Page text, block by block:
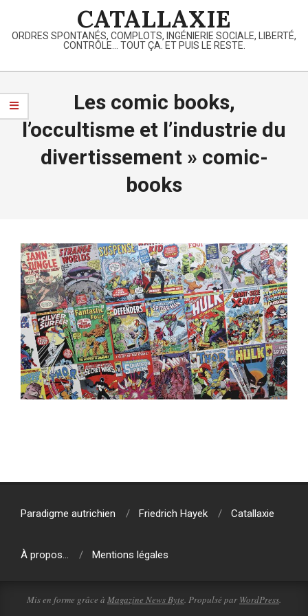
content
CATALLAXIE
ORDRES SPONTANÉS, COMPLOTS, INGÉNIERIE SOCIALE, LIBERTÉ,
CONTRÔLE… TOUT ÇA. ET PUIS LE RESTE.
Primary
Menu
Les comic books,
l’occultisme et l’industrie du
divertissement » comic-
books
04-
Paradigme autrichien
Friedrich Hayek Catallaxie
À propos… Mentions légales
Mis en forme grâce à Magazine News Byte. Propulsé par WordPress.